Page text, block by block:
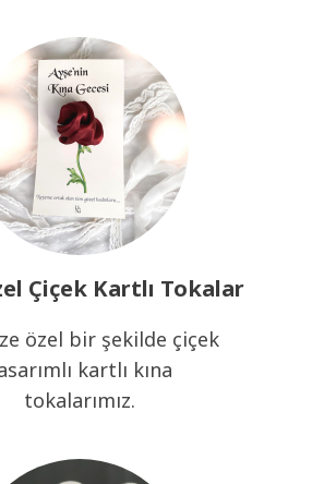
Çiçek Kartlı Tokalar
özel bir şekilde çiçek
kartlı kına
tokalarımız.